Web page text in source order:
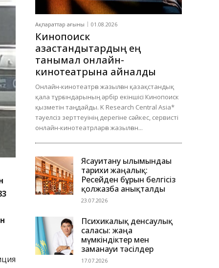
Ақпараттар ағыны 01.08.2026
Кинопоиск
қазақстандықтардың ең
танымал онлайн-
кинотеатрына айналды
Онлайн-кинотеатрға жазылған қазақстандық
қала тұрғындарының әрбір екіншісі Кинопоиск
қызметін таңдайды. K Research Central Asia*
тәуелсіз зерттеуінің дерегіне сәйкес, сервисті
онлайн-кинотеатрларға жазылған...
Ясауитану ғылымындағы
тарихи жаңалық:
Ресейден бұрын белгісіз
қолжазба анықталды
23.07.2026
Психикалық денсаулық
саласы: жаңа
мүмкіндіктер мен
заманауи тәсілдер
17.07.2026